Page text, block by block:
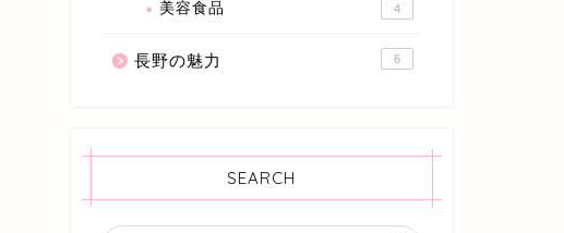
美容食品 4
長野の魅力 6
SEARCH